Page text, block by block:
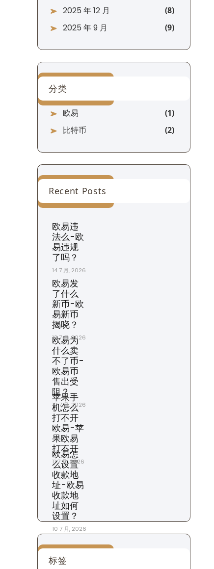
2025 年 12 月
2025 年 9 月
分类
欧易
比特币
Recent Posts
欧易违
法么-欧
易违规
了吗？
14 7 月, 2026
欧易发
了什么
新币-欧
易新币
揭晓？
13 7 月, 2026
欧易为
什么卖
不了币-
欧易币
售出受
阻？
12 7 月, 2026
苹果手
机怎么
打不开
欧易-苹
果欧易
打不开
11 7 月, 2026
欧易怎
么设置
收款地
址-欧易
收款地
址如何
设置？
10 7 月, 2026
标签